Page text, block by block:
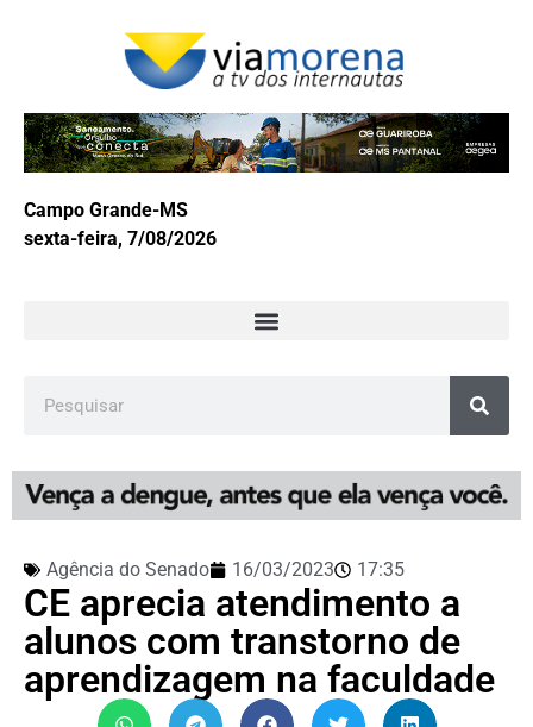
Campo Grande-MS
sexta-feira, 7/08/2026
Agência do Senado 16/03/2023 17:35
CE aprecia atendimento a
alunos com transtorno de
aprendizagem na faculdade